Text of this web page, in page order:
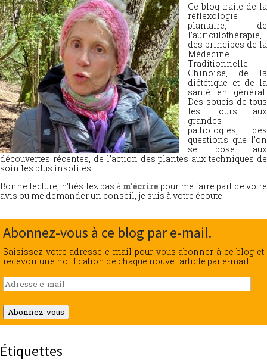
Ce blog traite de la
réflexologie
plantaire, de
l’auriculothérapie,
des principes de la
Médecine
Traditionnelle
Chinoise, de la
diététique et de la
santé en général.
Des soucis de tous
les jours aux
grandes
pathologies, des
questions que l’on
se pose aux
découvertes récentes, de l’action des plantes aux techniques de
soin les plus insolites.
Bonne lecture, n’hésitez pas à m’écrire pour me faire part de votre
avis ou me demander un conseil, je suis à votre écoute.
Abonnez-vous à ce blog par e-mail.
Saisissez votre adresse e-mail pour vous abonner à ce blog et
recevoir une notification de chaque nouvel article par e-mail.
Adresse
e-
mail
Abonnez-vous
Étiquettes